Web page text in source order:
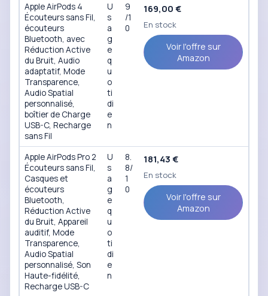
Apple AirPods 4
Écouteurs sans Fil,
écouteurs
Bluetooth, avec
Réduction Active
du Bruit, Audio
adaptatif, Mode
Transparence,
Audio Spatial
personnalisé,
boîtier de Charge
USB-C, Recharge
sans Fil
U
s
a
g
e
q
u
o
ti
di
e
n
9
/1
0
169,00 €
En stock
Voir l'offre sur
Amazon
Apple AirPods Pro 2
Écouteurs sans Fil,
Casques et
écouteurs
Bluetooth,
Réduction Active
du Bruit, Appareil
auditif, Mode
Transparence,
Audio Spatial
personnalisé, Son
Haute-fidélité,
Recharge USB-C
U
s
a
g
e
q
u
o
ti
di
e
n
8.
8/
1
0
181,43 €
En stock
Voir l'offre sur
Amazon